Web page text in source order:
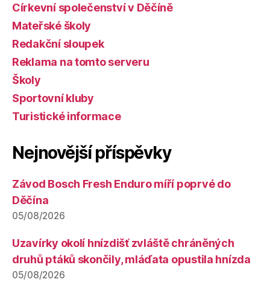
Církevní společenství v Děčíně
Mateřské školy
Redakční sloupek
Reklama na tomto serveru
Školy
Sportovní kluby
Turistické informace
Nejnovější příspěvky
Závod Bosch Fresh Enduro míří poprvé do
Děčína
05/08/2026
Uzavírky okolí hnízdišť zvláště chráněných
druhů ptáků skončily, mláďata opustila hnízda
05/08/2026